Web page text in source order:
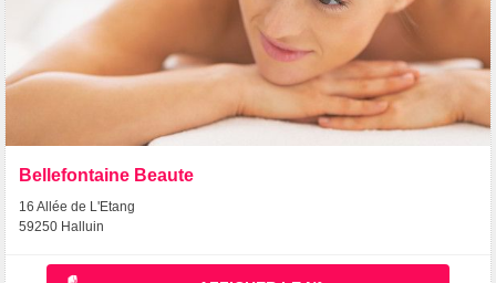
Bellefontaine Beaute
16 Allée de L'Etang
59250 Halluin